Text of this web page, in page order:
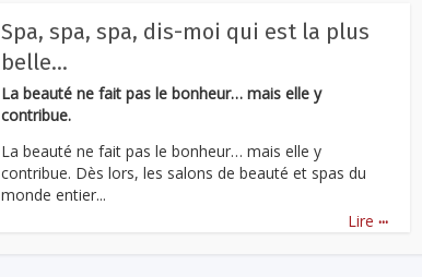
Spa, spa, spa, dis-moi qui est la plus
belle…
La beauté ne fait pas le bonheur… mais elle y
contribue.
La beauté ne fait pas le bonheur… mais elle y
contribue. Dès lors, les salons de beauté et spas du
monde entier...
Lire ...